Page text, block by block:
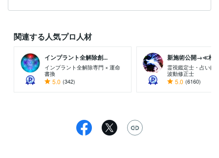
関連する人気プロ人材
インプラント全解除創...
インプラント全解除専門 × 運命
書換
5.0 (342)
新施術公開→≪相
霊視鑑定士・占い師
波動修正士
5.0 (6160)